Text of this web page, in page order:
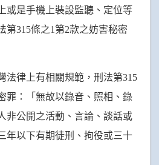
或是手機上裝設監聽、定位等
第315條之1第2款之妨害秘密
法律上有相關規範，刑法第315
罪：「無故以錄音、照相、錄
非公開之活動、言論、談話或
年以下有期徒刑、拘役或三十